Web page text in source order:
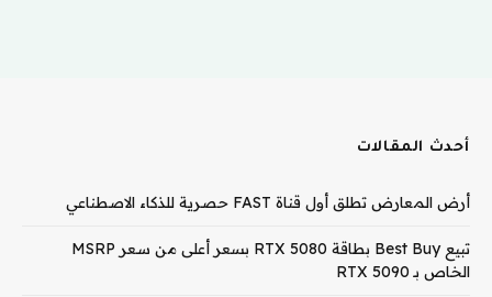
أحدث المقالات
أرض المعارض تطلق أول قناة FAST حصرية للذكاء الاصطناعي
تبيع Best Buy بطاقة RTX 5080 بسعر أعلى من سعر MSRP
الخاص بـ RTX 5090